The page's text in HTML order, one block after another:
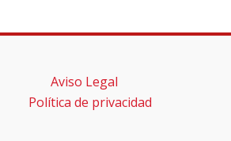
Aviso Legal
Política de privacidad